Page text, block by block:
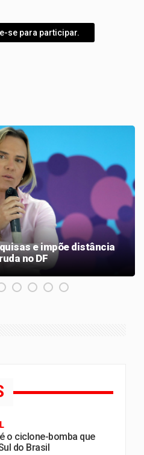
se para participar.
e impõe distância
no DF
o ciclone-bomba que
do Brasil